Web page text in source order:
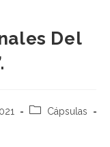
Del
Cápsulas